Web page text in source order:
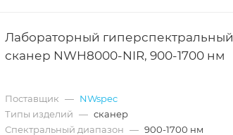
Лабораторный гиперспектральный
сканер NWH8000-NIR, 900-1700 нм
Поставщик — NWspec
Типы изделий — сканер
Спектральный диапазон — 900-1700 нм